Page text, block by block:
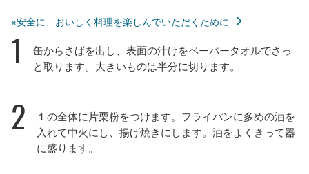
※安全に、おいしく料理を楽しんでいただくために
1
缶からさばを出し、表面の汁けをペーパータオルでさっ
と取ります。大きいものは半分に切ります。
2
１の全体に片栗粉をつけます。フライパンに多めの油を
入れて中火にし、揚げ焼きにします。油をよくきって器
に盛ります。